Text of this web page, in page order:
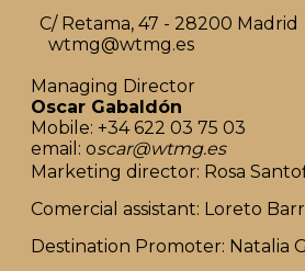
C/ Retama, 47 - 28200 Madrid
wtmg@wtmg.es
Managing Director
Oscar Gabaldón
Mobile: +34 622 03 75 03
email: oscar@wtmg.es
Marketing director: Rosa
Comercial assistant: Loreto
Destination Promoter: Natalia